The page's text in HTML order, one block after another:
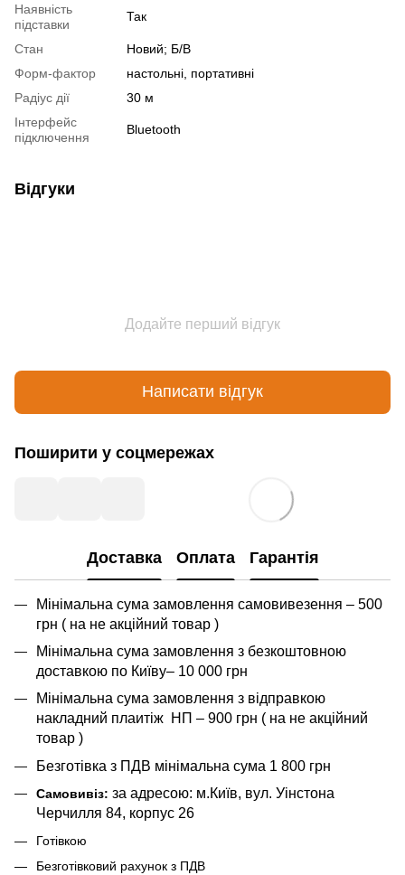
Наявність
підставки
Так
Стан
Новий; Б/В
Форм-фактор
настольні, портативні
Радіус дії
30 м
Інтерфейс
підключення
Bluetooth
Відгуки
Додайте перший відгук
Написати відгук
Поширити у соцмережах
Доставка Оплата Гарантія
Мінімальна сума замовлення самовивезення – 500
грн ( на не акційний товар )
Мінімальна сума замовлення з безкоштовною
доставкою по Київу– 10 000 грн
Мінімальна сума замовлення з відправкою
накладний плаитіж НП – 900 грн ( на не акційний
товар )
Безготівка з ПДВ мінімальна сума 1 800 грн
Самовивіз: за адресою: м.Київ, вул. Уінстона
Черчилля 84, корпус 26
Готівкою
Безготівковий рахунок з ПДВ